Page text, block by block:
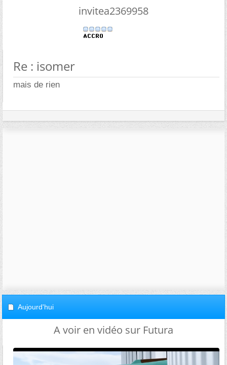
invitea2369958
Re : isomer
mais de rien
Aujourd'hui
A voir en vidéo sur Futura